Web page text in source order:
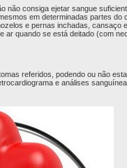
não consiga ejetar sangue
em determinadas partes do
e pernas inchadas, cansaço
ar quando se está deitado (com
referidos, podendo ou não
e análises